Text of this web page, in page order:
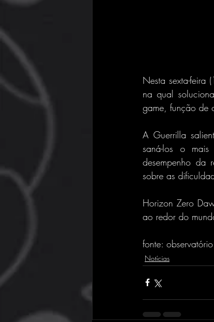
Nesta sexta-
na qual
game, função de
A Guerrilla
saná-los o
desempenho da
sobre as
Horizon Zero
ao redor do
fonte:
Notícias